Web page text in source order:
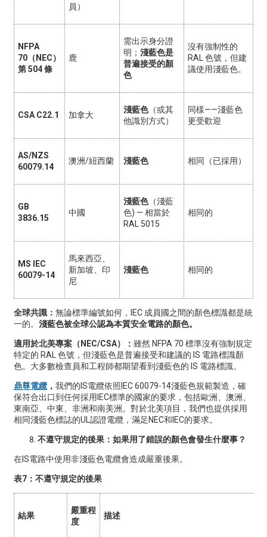
員）
NFPA
70（NEC）
第 504 條
鹿
需出示身分證
明； 淺藍色是
普遍接受的顏
色
沒有強制性的
RAL 色號，但建
議使用淺藍色。
CSA C22.1 加拿大
淺藍色（或其
他識別方式）
同樣——淺藍色
更受歡迎
AS/NZS
60079.14
澳洲/紐西蘭 淺藍色 相同（已採用）
GB
3836.15
中國
淺藍色（淺藍
色) — 相當於
RAL 5015
相同的
MS IEC
60079-14
馬來西亞、
新加坡、印
尼
淺藍色 相同的
全球共識： 無論標準編號如何，IEC 成員國之間的顏色標識都是統
一的。 淺藍色被全球公認為本質安全電路的顏色。
適用於北美專案（NEC/CSA）： 雖然 NFPA 70 標準沒有強制規定
特定的 RAL 色號，但淺藍色是普遍接受和建議的 IS 電路標識顏
色。大多數檢查員和工程師都期望看到淺藍色的 IS 電路標識。
鼎尊電纜， 我們的IS電纜依照IEC 60079-14淺藍色規範製造，確
保符合出口到任何採用IEC標準的國家的要求，包括歐洲、澳洲、
東南亞、中東、非洲和南美洲。對於北美項目，我們也提供採用
相同淺藍色標誌的UL認證電纜，滿足NEC和IEC的要求。
不遵守規定的後果：如果用了錯誤的顏色會發生什麼事？
在IS電路中使用非淺藍色電纜會造成嚴重後果。
表7：不遵守規定的後果
結果
嚴重程
度
描述